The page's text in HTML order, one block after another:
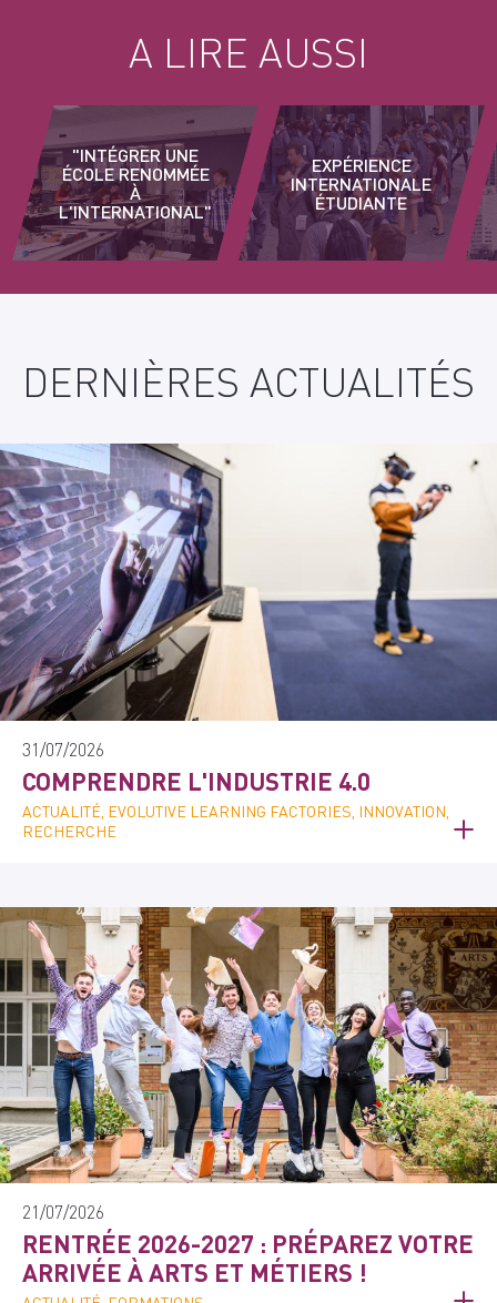
A LIRE AUSSI
"INTÉGRER UNE
ÉCOLE RENOMMÉE
À
L'INTERNATIONAL"
EXPÉRIENCE
INTERNATIONALE
ÉTUDIANTE
DERNIÈRES ACTUALITÉS
31/07/2026
COMPRENDRE L'INDUSTRIE 4.0
ACTUALITÉ, EVOLUTIVE LEARNING FACTORIES, INNOVATION,
RECHERCHE
21/07/2026
RENTRÉE 2026-2027 : PRÉPAREZ VOTRE
ARRIVÉE À ARTS ET MÉTIERS !